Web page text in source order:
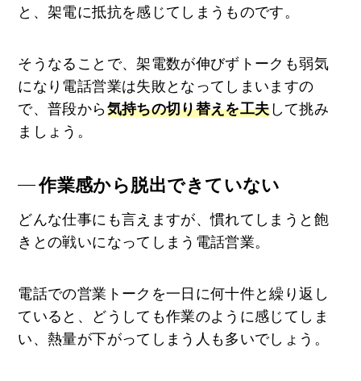
と、架電に抵抗を感じてしまうものです。
そうなることで、架電数が伸びずトークも弱気
になり電話営業は失敗となってしまいますの
で、普段から気持ちの切り替えを工夫して挑み
ましょう。
作業感から脱出できていない
どんな仕事にも言えますが、慣れてしまうと飽
きとの戦いになってしまう電話営業。
電話での営業トークを一日に何十件と繰り返し
ていると、どうしても作業のように感じてしま
い、熱量が下がってしまう人も多いでしょう。